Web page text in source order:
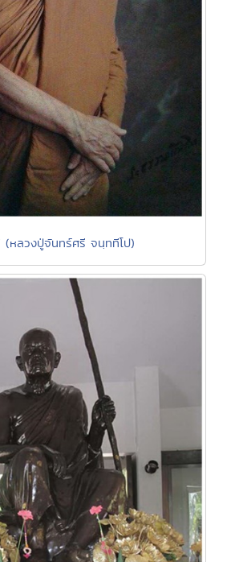
หลวงปู่จันทร์ศรี จนฺททีโป)